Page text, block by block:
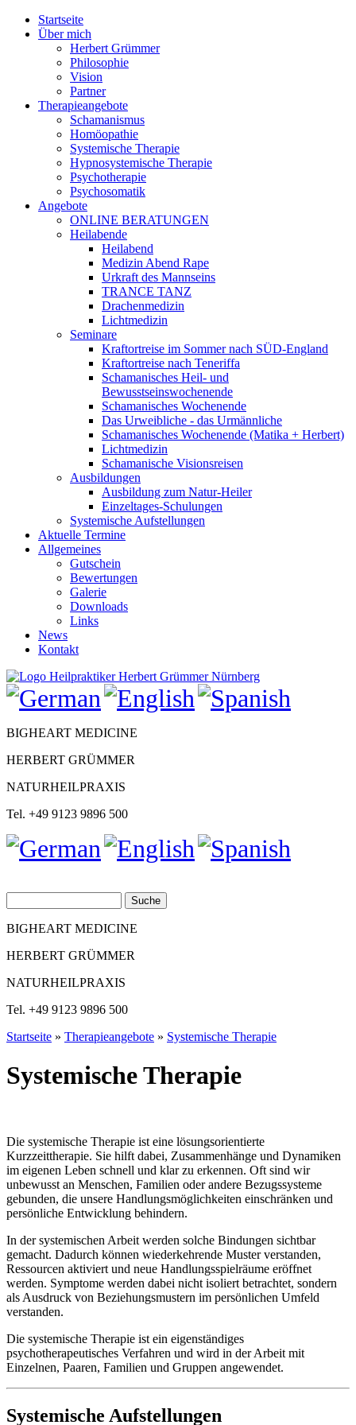
Jump to navigation
Startseite
Über mich
Herbert Grümmer
Philosophie
Vision
Partner
Therapieangebote
Schamanismus
Homöopathie
Systemische Therapie
Hypnosystemische Therapie
Psychotherapie
Psychosomatik
Angebote
ONLINE BERATUNGEN
Heilabende
Heilabend
Medizin Abend Rape
Urkraft des Mannseins
TRANCE TANZ
Drachenmedizin
Lichtmedizin
Seminare
Kraftortreise im Sommer nach SÜD-England
Kraftortreise nach Teneriffa
Schamanisches Heil- und
Bewusstseinswochenende
Schamanisches Wochenende
Das Urweibliche - das Urmännliche
Schamanisches Wochenende (Matika + Herbert)
Lichtmedizin
Schamanische Visionsreisen
Ausbildungen
Ausbildung zum Natur-Heiler
Einzeltages-Schulungen
Systemische Aufstellungen
Aktuelle Termine
Allgemeines
Gutschein
Bewertungen
Galerie
Downloads
Links
News
Kontakt
BIGHEART MEDICINE
HERBERT GRÜMMER
NATURHEILPRAXIS
Tel. +49 9123 9896 500
Suchformular
BIGHEART MEDICINE
HERBERT GRÜMMER
NATURHEILPRAXIS
Tel. +49 9123 9896 500
Startseite » Therapieangebote » Systemische Therapie
Systemische Therapie
Die systemische Therapie ist eine lösungsorientierte
Kurzzeittherapie. Sie hilft dabei, Zusammenhänge und Dynamiken
im eigenen Leben schnell und klar zu erkennen. Oft sind wir
unbewusst an Menschen, Familien oder andere Bezugssysteme
gebunden, die unsere Handlungsmöglichkeiten einschränken und
persönliche Entwicklung behindern.
In der systemischen Arbeit werden solche Bindungen sichtbar
gemacht. Dadurch können wiederkehrende Muster verstanden,
Ressourcen aktiviert und neue Handlungsspielräume eröffnet
werden. Symptome werden dabei nicht isoliert betrachtet, sondern
als Ausdruck von Beziehungsmustern im persönlichen Umfeld
verstanden.
Die systemische Therapie ist ein eigenständiges
psychotherapeutisches Verfahren und wird in der Arbeit mit
Einzelnen, Paaren, Familien und Gruppen angewendet.
Systemische Aufstellungen